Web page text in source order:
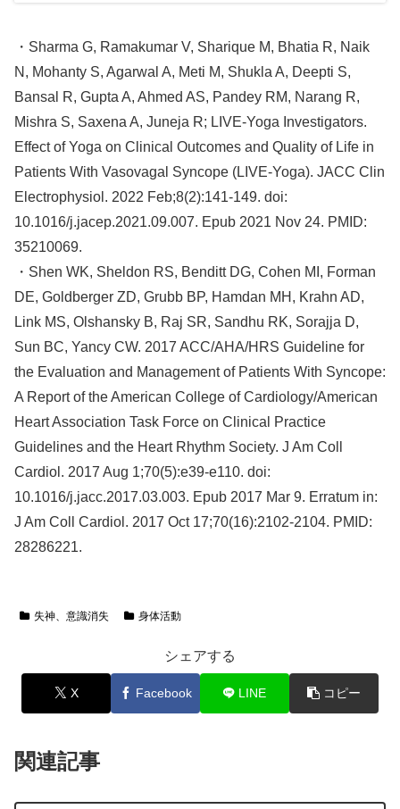
・Sharma G, Ramakumar V, Sharique M, Bhatia R, Naik
N, Mohanty S, Agarwal A, Meti M, Shukla A, Deepti S,
Bansal R, Gupta A, Ahmed AS, Pandey RM, Narang R,
Mishra S, Saxena A, Juneja R; LIVE-Yoga Investigators.
Effect of Yoga on Clinical Outcomes and Quality of Life in
Patients With Vasovagal Syncope (LIVE-Yoga). JACC Clin
Electrophysiol. 2022 Feb;8(2):141-149. doi:
10.1016/j.jacep.2021.09.007. Epub 2021 Nov 24. PMID:
35210069.
・Shen WK, Sheldon RS, Benditt DG, Cohen MI, Forman
DE, Goldberger ZD, Grubb BP, Hamdan MH, Krahn AD,
Link MS, Olshansky B, Raj SR, Sandhu RK, Sorajja D,
Sun BC, Yancy CW. 2017 ACC/AHA/HRS Guideline for
the Evaluation and Management of Patients With Syncope:
A Report of the American College of Cardiology/American
Heart Association Task Force on Clinical Practice
Guidelines and the Heart Rhythm Society. J Am Coll
Cardiol. 2017 Aug 1;70(5):e39-e110. doi:
10.1016/j.jacc.2017.03.003. Epub 2017 Mar 9. Erratum in:
J Am Coll Cardiol. 2017 Oct 17;70(16):2102-2104. PMID:
28286221.
失神、意識消失 身体活動
シェアする
X Facebook LINE コピー
関連記事